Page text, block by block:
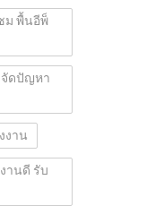
ม พื้นอีพ็
ดปัญหา
งาน
านดี รับ